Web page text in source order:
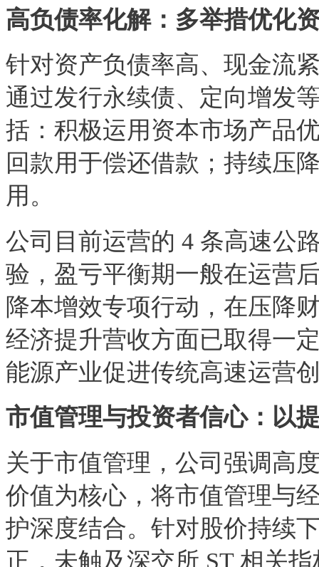
高负债率化解：多举措优化
针对资产负债率高、现金流
通过发行永续债、定向增发
括：积极运用资本市场产品
回款用于偿还借款；持续压
用。
公司目前运营的 4 条高速公
验，盈亏平衡期一般在运营
降本增效专项行动，在压降
经济提升营收方面已取得一
能源产业促进传统高速运营
市值管理与投资者信心：以
关于市值管理，公司强调高
价值为核心，将市值管理与
护深度结合。针对股价持续
正，未触及深交所 ST 相关